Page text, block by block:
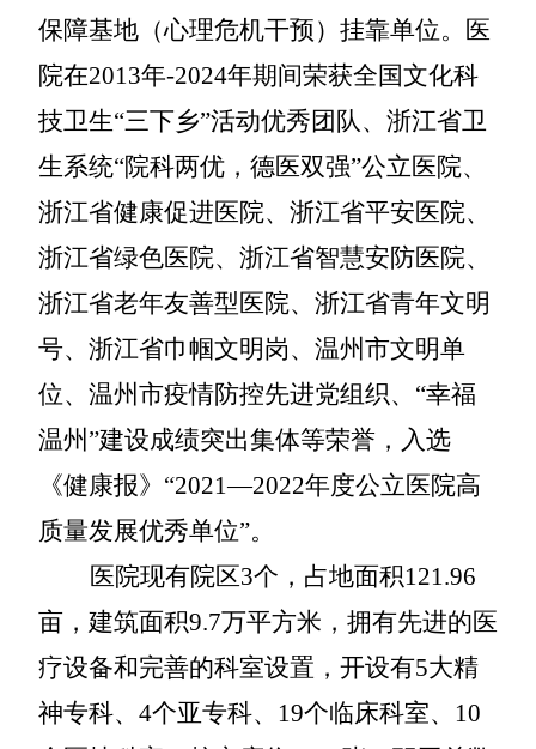
保障基地（心理危机干预）挂靠单位。医
院在2013年-2024年期间荣获全国文化科
技卫生“三下乡”活动优秀团队、浙江省卫
生系统“院科两优，德医双强”公立医院、
浙江省健康促进医院、浙江省平安医院、
浙江省绿色医院、浙江省智慧安防医院、
浙江省老年友善型医院、浙江省青年文明
号、浙江省巾帼文明岗、温州市文明单
位、温州市疫情防控先进党组织、“幸福
温州”建设成绩突出集体等荣誉，入选
《健康报》“2021—2022年度公立医院高
质量发展优秀单位”。
医院现有院区3个，占地面积121.96
亩，建筑面积9.7万平方米，拥有先进的医
疗设备和完善的科室设置，开设有5大精
神专科、4个亚专科、19个临床科室、10